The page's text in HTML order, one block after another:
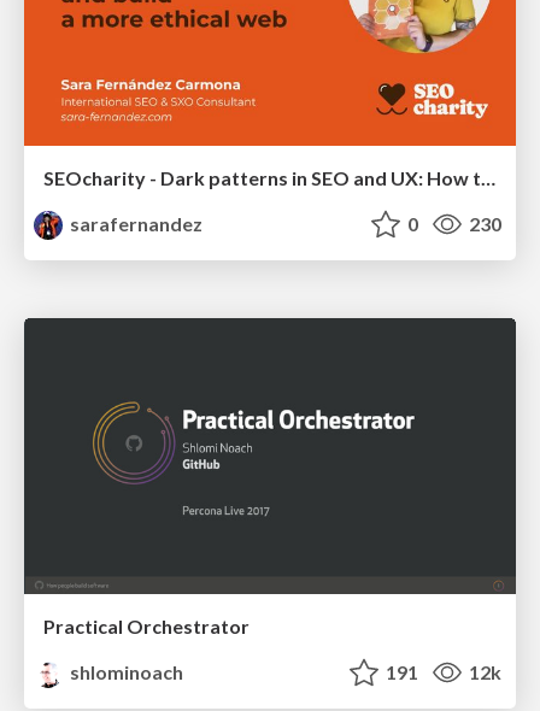
SEOcharity - Dark patterns in SEO and UX: How to avoid them and build a more ethical web
sarafernandez
0 230
Practical Orchestrator
shlominoach
191 12k